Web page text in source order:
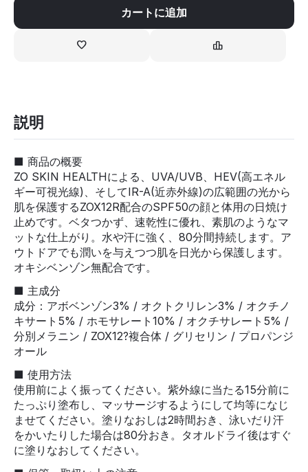
カートに追加
説明
■ 商品の概要
ZO SKIN HEALTHによる、UVA/UVB、HEV(高エネル
ギー可視光線)、そしてIR-A(近赤外線)の広範囲の光から
肌を保護するZOX12R配合のSPF50の顔と体用の日焼け
止めです。ベタつかず、速乾性に優れ、素肌のようなマ
ットな仕上がり。水や汗に強く、80分間持続します。ア
ウトドアでも潤いを与えつつ肌を日光から保護します。
オキシベンゾン無配合です。
■ 主成分
成分：アボベンゾン3% / オクトクリレン3% / オクチノ
キサート5% / ホモサレート10% / オクチサレート5% /
分別メラニン / ZOX12?複合体 / グリセリン / プロパンジ
オール
■ 使用方法
使用前によく振ってください。紫外線に当たる15分前に
たっぷり塗布し、マッサージするようにして均等になじ
ませてください。塗りなおしは2時間おき、泳いだり汗
をかいたりした場合は80分おき。タオルドライ後はすぐ
に塗りなおしてください。